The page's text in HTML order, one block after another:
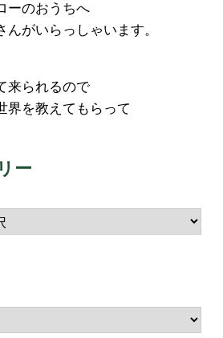
ーのおうちへ
がいらっしゃいます。
来られるので
界を教えてもらって
ー